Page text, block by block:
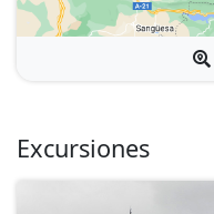
Excursiones